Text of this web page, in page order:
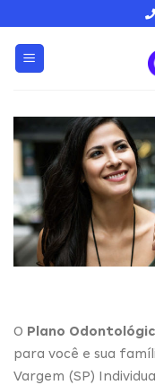
content
O Plano
para você e sua
Vargem (SP)